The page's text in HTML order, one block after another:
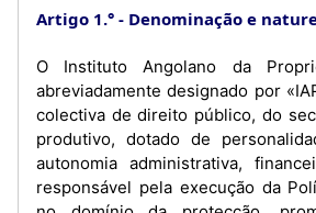
Artigo 1.°
Denominação e
O Instituto Angolano da
abreviadamente designado por
colectiva de direito público, do
produtivo, dotado de
autonomia administrativa,
responsável pela execução da